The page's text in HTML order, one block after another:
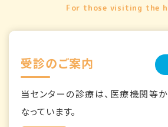
For those visiting the
受診のご案内
当センターの診療は、医療機関等
なっています。